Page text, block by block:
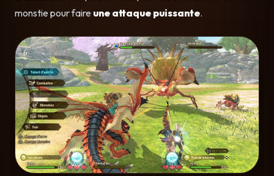
monstie pour faire une attaque puissante.